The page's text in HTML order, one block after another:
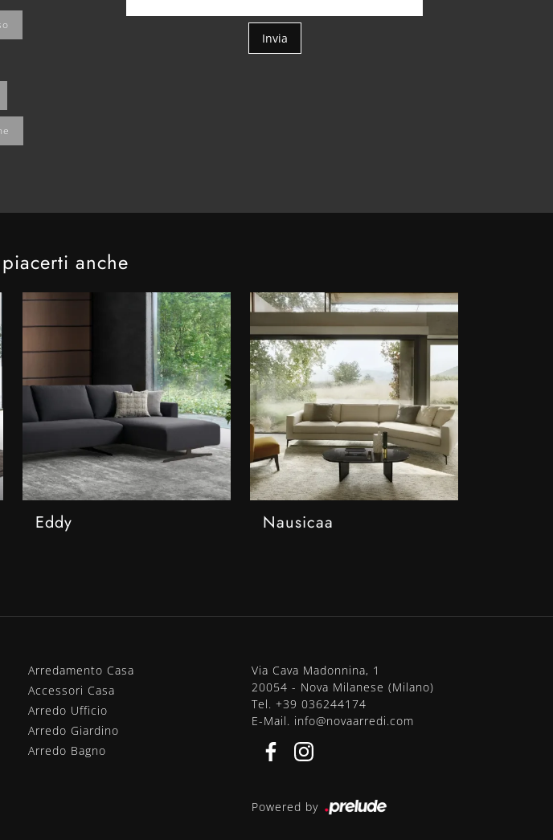
Invia
anche
Eddy Nausicaa
Arredamento Casa
Accessori Casa
Arredo Ufficio
Arredo Giardino
Arredo Bagno
Via Cava Madonnina, 1
20054 - Nova Milanese (Milano)
Tel. +39 036244174
E-Mail. info@novaarredi.com
Powered by